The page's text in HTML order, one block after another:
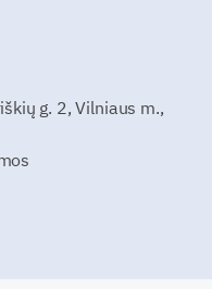
g. 2, Vilniaus m.,